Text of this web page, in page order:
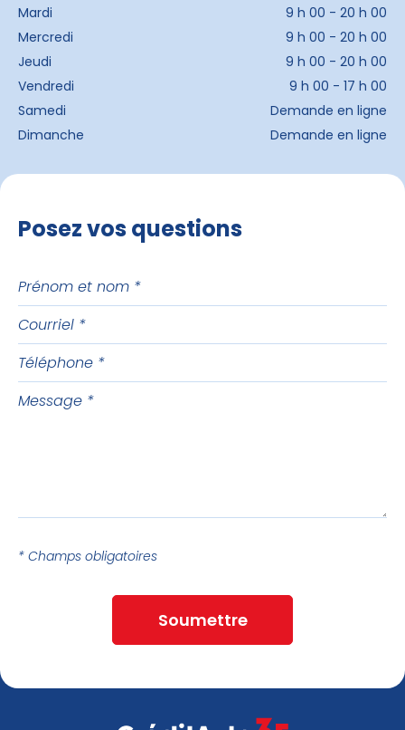
Mardi
9 h 00 - 20 h 00
Mercredi
9 h 00 - 20 h 00
Jeudi
9 h 00 - 20 h 00
Vendredi
9 h 00 - 17 h 00
Samedi
Demande en ligne
Dimanche
Demande en ligne
Posez vos questions
Prénom
nom
Courriel
Téléphone
Message
* Champs obligatoires
Soumettre